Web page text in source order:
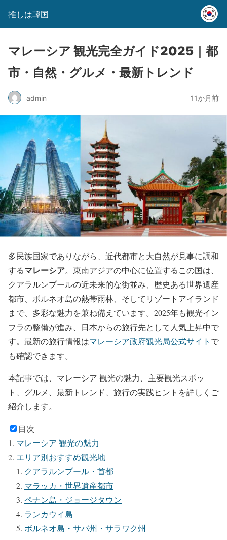
推しは韓国
マレーシア 観光完全ガイド2025｜都
市・自然・グルメ・最新トレンド
admin 11か月前
多民族国家でありながら、近代都市と大自然が見事に調和
するマレーシア。東南アジアの中心に位置するこの国は、
クアラルンプールの近未来的な街並み、歴史ある世界遺産
都市、ボルネオ島の熱帯雨林、そしてリゾートアイランド
まで、多彩な魅力を兼ね備えています。2025年も観光イン
フラの整備が進み、日本からの旅行先として人気上昇中で
す。最新の旅行情報はマレーシア政府観光局公式サイト で
も確認できます。
本記事では、マレーシア 観光の魅力、主要観光スポッ
ト、グルメ、最新トレンド、旅行の実践ヒントを詳しくご
紹介します。
目次
マレーシア 観光の魅力
エリア別おすすめ観光地
クアラルンプール・首都
マラッカ・世界遺産都市
ペナン島・ジョージタウン
ランカウイ島
ボルネオ島・サバ州・サラワク州